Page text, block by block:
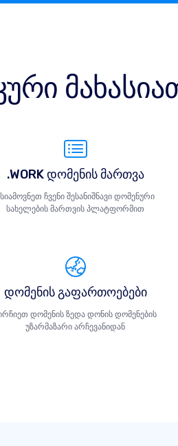
.WORK დომენის მართვა
ჩვენი შესანიშნავი დომენური
სახელების მართვის პლატფორმით
დომენის გაფართოებები
დომენის ზედა დონის დომენების
უზარმაზარი არჩევანიდან